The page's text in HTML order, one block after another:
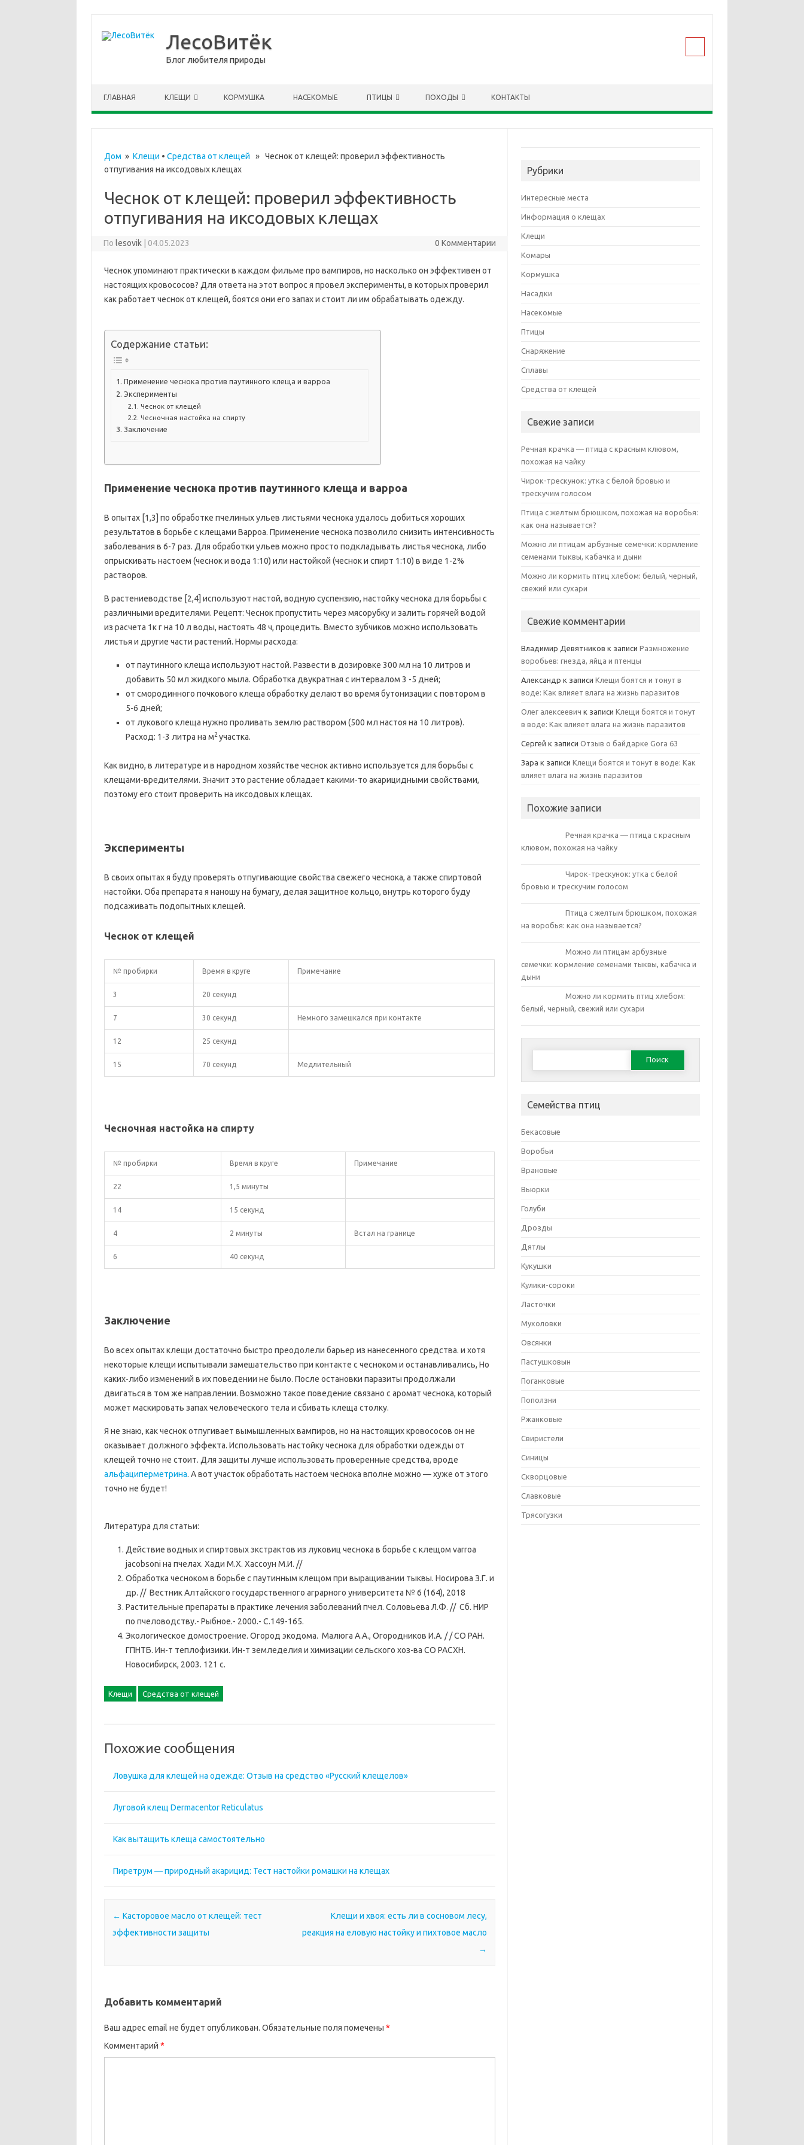
ЛесоВитёк
Блог любителя природы
ГЛАВНАЯ КЛЕЩИ КОРМУШКА НАСЕКОМЫЕ ПТИЦЫ ПОХОДЫ КОНТАКТЫ
Дом » Клещи • Средства от клещей » Чеснок от клещей: проверил эффективность
отпугивания на иксодовых клещах
Чеснок от клещей: проверил эффективность
отпугивания на иксодовых клещах
По lesovik 04.05.2023 0 Комментарии
Чеснок упоминают практически в каждом фильме про вампиров, но насколько он эффективен от
настоящих кровососов? Для ответа на этот вопрос я провел эксперименты, в которых проверил
как работает чеснок от клещей, боятся они его запах и стоит ли им обрабатывать одежду.
Содержание статьи:
Применение чеснока против паутинного клеща и варроа
Эксперименты
Чеснок от клещей
Чесночная настойка на спирту
Заключение
Применение чеснока против паутинного клеща и варроа
В опытах [1,3] по обработке пчелиных ульев листьями чеснока удалось добиться хороших
результатов в борьбе с клещами Варроа. Применение чеснока позволило снизить интенсивность
заболевания в 6-7 раз. Для обработки ульев можно просто подкладывать листья чеснока, либо
опрыскивать настоем (чеснок и вода 1:10) или настойкой (чеснок и спирт 1:10) в виде 1-2%
растворов.
В растениеводстве [2,4] используют настой, водную суспензию, настойку чеснока для борьбы с
различными вредителями. Рецепт: Чеснок пропустить через мясорубку и залить горячей водой
из расчета 1к г на 10 л воды, настоять 48 ч, процедить. Вместо зубчиков можно использовать
листья и другие части растений. Нормы расхода:
от паутинного клеща используют настой. Развести в дозировке 300 мл на 10 литров и
добавить 50 мл жидкого мыла. Обработка двукратная с интервалом 3 -5 дней;
от смородинного почкового клеща обработку делают во время бутонизации с повтором в
5-6 дней;
от лукового клеща нужно проливать землю раствором (500 мл настоя на 10 литров).
Расход: 1-3 литра на м2 участка.
Как видно, в литературе и в народном хозяйстве чеснок активно используется для борьбы с
клещами-вредителями. Значит это растение обладает какими-то акарицидными свойствами,
поэтому его стоит проверить на иксодовых клещах.
Эксперименты
В своих опытах я буду проверять отпугивающие свойства свежего чеснока, а также спиртовой
настойки. Оба препарата я наношу на бумагу, делая защитное кольцо, внутрь которого буду
подсаживать подопытных клещей.
Чеснок от клещей
№ пробирки Время в круге Примечание
3 20 секунд
7 30 секунд Немного замешкался при контакте
12 25 секунд
15 70 секунд Медлительный
Чесночная настойка на спирту
№ пробирки Время в круге Примечание
22 1,5 минуты
14 15 секунд
4 2 минуты Встал на границе
6 40 секунд
Заключение
Во всех опытах клещи достаточно быстро преодолели барьер из нанесенного средства. и хотя
некоторые клещи испытывали замешательство при контакте с чесноком и останавливались, Но
каких-либо изменений в их поведении не было. После остановки паразиты продолжали
двигаться в том же направлении. Возможно такое поведение связано с аромат чеснока, который
может маскировать запах человеческого тела и сбивать клеща столку.
Я не знаю, как чеснок отпугивает вымышленных вампиров, но на настоящих кровососов он не
оказывает должного эффекта. Использовать настойку чеснока для обработки одежды от
клещей точно не стоит. Для защиты лучше использовать проверенные средства, вроде
альфациперметрина. А вот участок обработать настоем чеснока вполне можно — хуже от этого
точно не будет!
Литература для статьи:
Действие водных и спиртовых экстрактов из луковиц чеснока в борьбе с клещом varroa
jacobsoni на пчелах. Хади М.Х. Хассоун М.И. //
Обработка чесноком в борьбе с паутинным клещом при выращивании тыквы. Носирова З.Г. и
др. // Вестник Алтайского государственного аграрного университета № 6 (164), 2018
Растительные препараты в практике лечения заболеваний пчел. Соловьева Л.Ф. // Сб. НИР
по пчеловодству.- Рыбное.- 2000.- С.149-165.
Экологическое домостроение. Огород экодома. Малюга А.А., Огородников И.А. / / СО РАН.
ГПНТБ. Ин-т теплофизики. Ин-т земледелия и химизации сельского хоз-ва СО РАСХН. 
Новосибирск, 2003. 121 с.
Клещи Средства от клещей
Похожие сообщения
Ловушка для клещей на одежде: Отзыв на средство «Русский клещелов»
Луговой клещ Dermacentor Reticulatus
Как вытащить клеща самостоятельно
Пиретрум — природный акарицид: Тест настойки ромашки на клещах
Почтовая навигация
← Касторовое масло от клещей: тест
эффективности защиты
Клещи и хвоя: есть ли в сосновом лесу,
реакция на еловую настойку и пихтовое масло
→
Добавить комментарий
Ваш адрес email не будет опубликован. Обязательные поля помечены *
Комментарий *
Рубрики
Интересные места
Информация о клещах
Клещи
Комары
Кормушка
Насадки
Насекомые
Птицы
Снаряжение
Сплавы
Средства от клещей
Свежие записи
Речная крачка — птица с красным клювом,
похожая на чайку
Чирок-трескунок: утка с белой бровью и
трескучим голосом
Птица с желтым брюшком, похожая на воробья:
как она называется?
Можно ли птицам арбузные семечки: кормление
семенами тыквы, кабачка и дыни
Можно ли кормить птиц хлебом: белый, черный,
свежий или сухари
Свежие комментарии
Владимир Девятников к записиРазмножение
воробьев: гнезда, яйца и птенцы
Александр к записиКлещи боятся и тонут в
воде: Как влияет влага на жизнь паразитов
Олег алексеевич к записиКлещи боятся и тонут
в воде: Как влияет влага на жизнь паразитов
Сергей к записиОтзыв о байдарке Gora 63
Зара к записиКлещи боятся и тонут в воде: Как
влияет влага на жизнь паразитов
Похожие записи
Речная крачка — птица с красным
клювом, похожая на чайку
Чирок-трескунок: утка с белой
бровью и трескучим голосом
Птица с желтым брюшком, похожая
на воробья: как она называется?
Можно ли птицам арбузные
семечки: кормление семенами тыквы, кабачка и
дыни
Можно ли кормить птиц хлебом:
белый, черный, свежий или сухари
Найти:
Семейства птиц
Бекасовые
Воробьи
Врановые
Вьюрки
Голуби
Дрозды
Дятлы
Кукушки
Кулики-сороки
Ласточки
Мухоловки
Овсянки
Пастушковын
Поганковые
Поползни
Ржанковые
Свиристели
Синицы
Скворцовые
Славковые
Трясогузки